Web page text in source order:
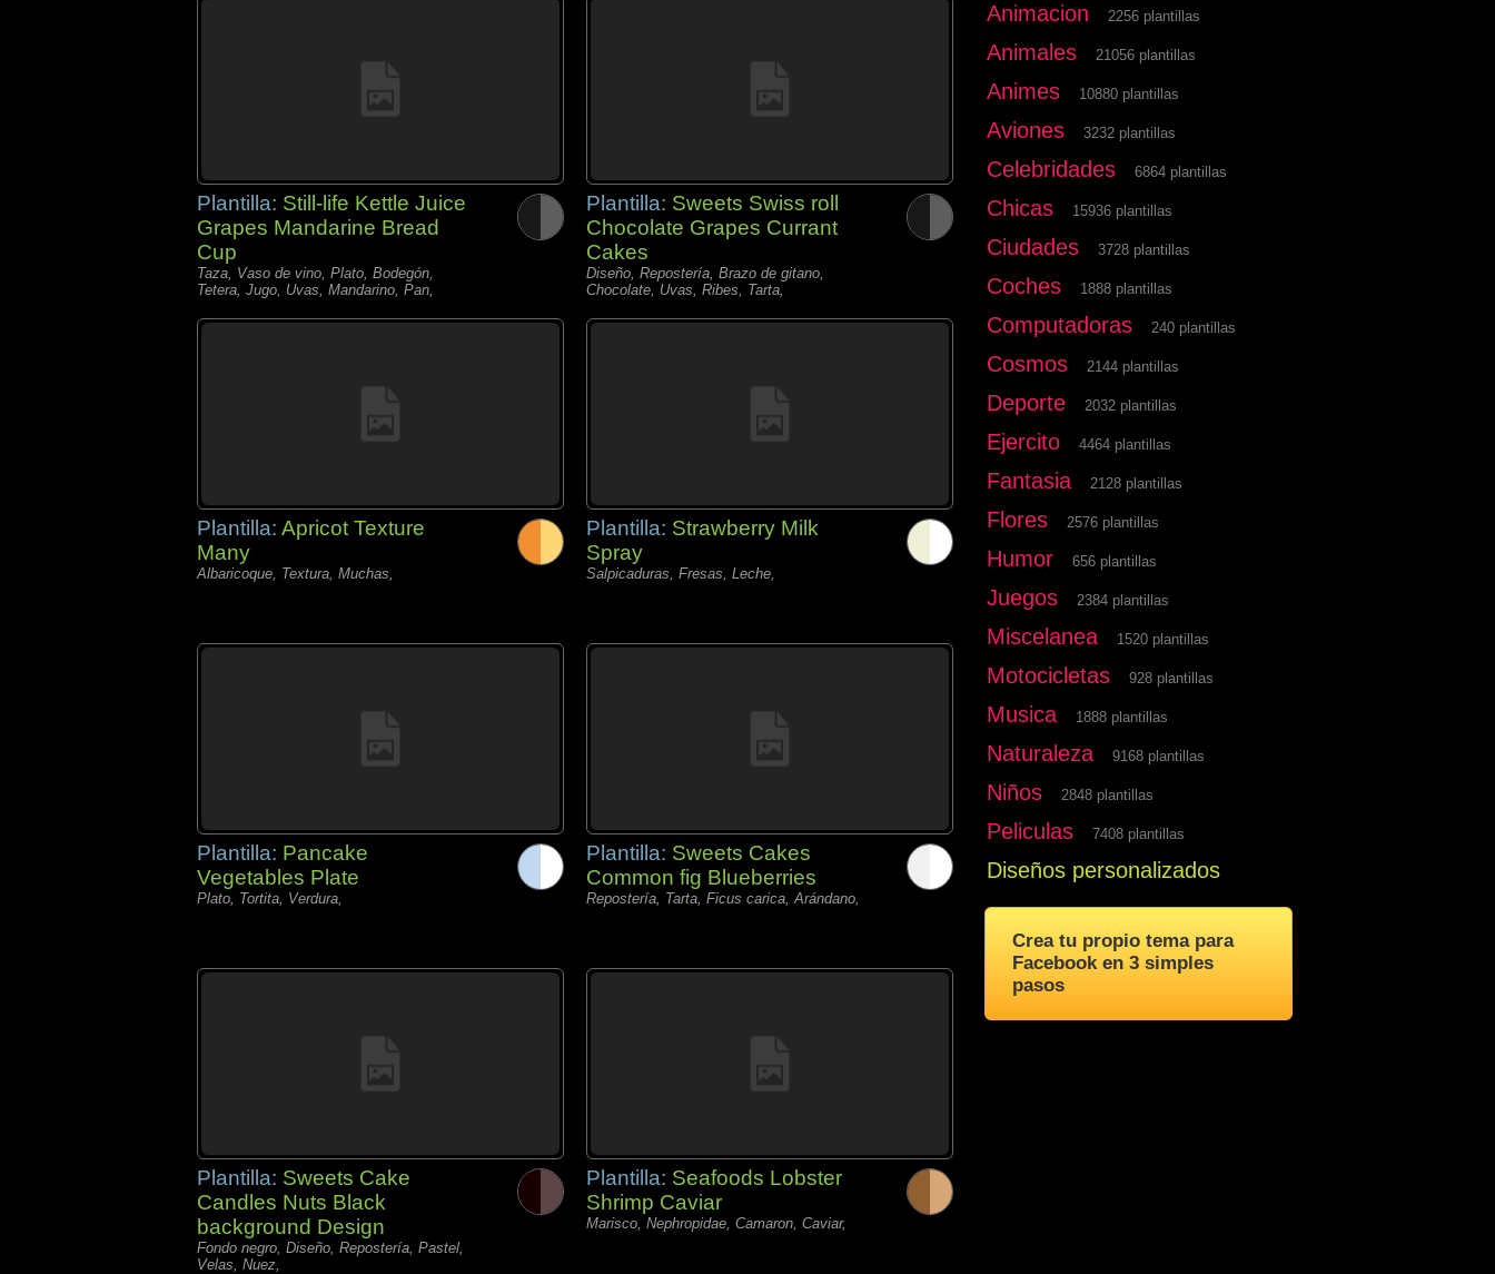
Plantilla: Still-life Kettle Juice
Grapes Mandarine Bread
Cup
Taza, Vaso de vino, Plato, Bodegón,
Tetera, Jugo, Uvas, Mandarino, Pan,
Plantilla: Sweets Swiss roll
Chocolate Grapes Currant
Cakes
Diseño, Repostería, Brazo de gitano,
Chocolate, Uvas, Ribes, Tarta,
Plantilla: Apricot Texture
Many
Albaricoque, Textura, Muchas,
Plantilla: Strawberry Milk
Spray
Salpicaduras, Fresas, Leche,
Plantilla: Pancake
Vegetables Plate
Plato, Tortita, Verdura,
Plantilla: Sweets Cakes
Common fig Blueberries
Repostería, Tarta, Ficus carica, Arándano,
Plantilla: Sweets Cake
Candles Nuts Black
background Design
Fondo negro, Diseño, Repostería, Pastel,
Velas, Nuez,
Plantilla: Seafoods Lobster
Shrimp Caviar
Marisco, Nephropidae, Camaron, Caviar,
Animacion 2256 plantillas
Animales 21056 plantillas
Animes 10880 plantillas
Aviones 3232 plantillas
Celebridades 6864 plantillas
Chicas 15936 plantillas
Ciudades 3728 plantillas
Coches 1888 plantillas
Computadoras 240 plantillas
Cosmos 2144 plantillas
Deporte 2032 plantillas
Ejercito 4464 plantillas
Fantasia 2128 plantillas
Flores 2576 plantillas
Humor 656 plantillas
Juegos 2384 plantillas
Miscelanea 1520 plantillas
Motocicletas 928 plantillas
Musica 1888 plantillas
Naturaleza 9168 plantillas
Niños 2848 plantillas
Peliculas 7408 plantillas
Diseños personalizados
Crea tu propio tema para
Facebook en 3 simples
pasos